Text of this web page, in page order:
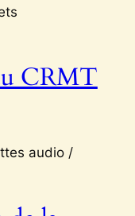
CRMT
audio /